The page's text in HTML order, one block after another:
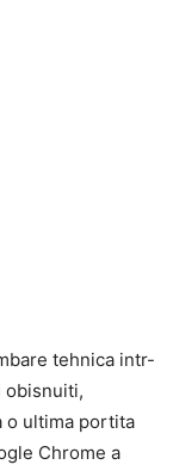
tehnica intr-
obisnuiti,
o ultima portita
Chrome a